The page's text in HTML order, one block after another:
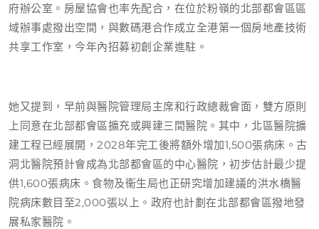
府辦公室。房屋協會也率先配合，在位於粉嶺的北部都會區區
域辦事處撥出空間，與數碼港合作成立全港第一個房地產技術
共享工作室，今年內招募初創企業進駐。
她又提到，早前與醫院管理局主席和行政總裁會面，雙方原則
上同意在北部都會區擴充或興建三間醫院。其中，北區醫院擴
建工程已經展開，2028年完工後將額外增加1,500張病床。古
洞北醫院預計會成為北部都會區的中心醫院，初步估計最少提
供1,600張病床。食物及衞生局也正研究增加建議的洪水橋醫
院病床數目至2,000張以上。政府也計劃在北部都會區撥地發
展私家醫院。